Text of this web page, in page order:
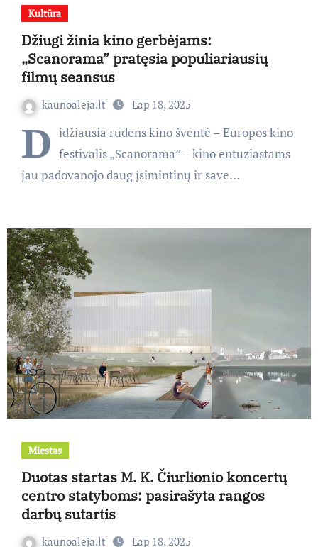
Kultūra
Džiugi žinia kino gerbėjams:
„Scanorama” pratęsia populiariausių
filmų seansus
kaunoaleja.lt Lap 18, 2025
D idžiausia rudens kino šventė – Europos kino
festivalis „Scanorama” – kino entuziastams
jau padovanojo daug įsimintinų ir save…
Miestas
Duotas startas M. K. Čiurlionio koncertų
centro statyboms: pasirašyta rangos
darbų sutartis
kaunoaleja.lt Lap 18, 2025